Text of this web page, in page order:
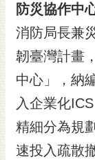
防災協作中
消防局長兼
韌臺灣計畫
中心」，納
入企業化
精細分為規
速投入疏散